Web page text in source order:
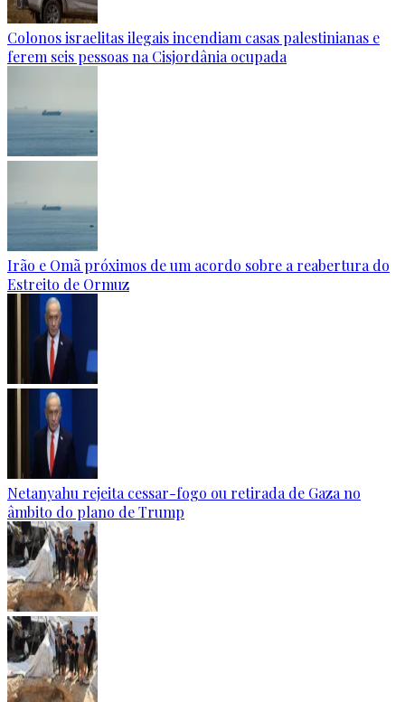
Colonos israelitas ilegais incendiam casas palestinianas e
ferem seis pessoas na Cisjordânia ocupada
Irão e Omã próximos de um acordo sobre a reabertura do
Estreito de Ormuz
Netanyahu rejeita cessar-fogo ou retirada de Gaza no
âmbito do plano de Trump